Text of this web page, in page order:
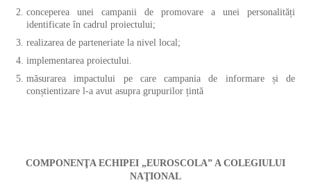
conceperea unei campanii de promovare a unei personalități
identificate în cadrul proiectului;
realizarea de parteneriate la nivel local;
implementarea proiectului.
măsurarea impactului pe care campania de informare și de
conștientizare l-a avut asupra grupurilor țintă
COMPONENŢA ECHIPEI „EUROSCOLA” A COLEGIULUI
NAŢIONAL